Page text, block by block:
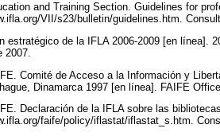
and Training Section. Guidelines for
VII/s23/bulletin/guidelines.htm.
estratégico de la IFLA 2006-2009 [en línea].
2007.
Comité de Acceso a la Información y
Dinamarca 1997 [en línea]. FAIFE
Declaración de la IFLA sobre las
faife/policy/iflastat/iflastat_s.htm.